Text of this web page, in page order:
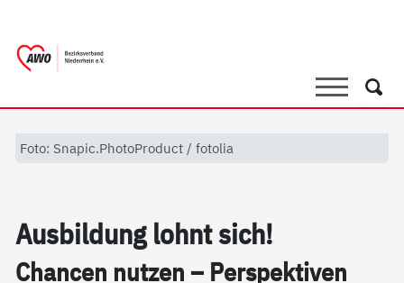
SucheSuche
Foto: Snapic.PhotoProduct / fotolia
Aus­bil­dung lohnt sich!
Chan­cen nut­zen – Per­spek­ti­ven